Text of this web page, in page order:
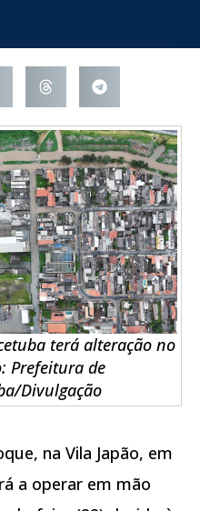
terá alteração no
Prefeitura de
Divulgação
na Vila Japão, em
a operar em mão